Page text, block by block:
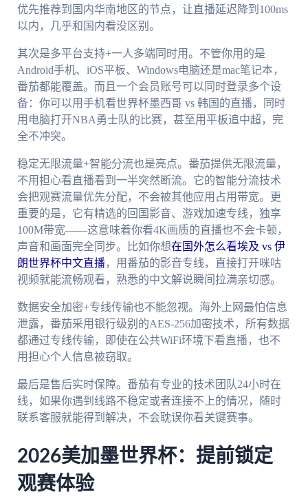
优先推荐到国内华南地区的节点，让直播延迟降到100ms
以内，几乎和国内看没区别。
其次是多平台支持+一人多端同时用。不管你用的是
Android手机、iOS平板、Windows电脑还是mac笔记本，
番茄都能覆盖。而且一个会员账号可以同时登录多个设
备：你可以用手机看世界杯墨西哥 vs 韩国的直播，同时
用电脑打开NBA勇士队的比赛，甚至用平板追中超，完
全不冲突。
稳定无限流量+智能分流也是亮点。番茄提供无限流量，
不用担心看直播看到一半突然断流。它的智能分流技术
会把观赛流量优先分配，不会被其他应用占用带宽。更
重要的是，它有精选的回国影音、游戏加速专线，独享
100M带宽——这意味着你看4K画质的直播也不会卡顿，
声音和画面完全同步。比如你想在国外怎么看埃及 vs 伊
朗世界杯中文直播，用番茄的影音专线，直接打开咪咕
视频就能流畅观看，熟悉的中文解说瞬间拉满亲切感。
数据安全加密+专线传输也不能忽视。海外上网最怕信息
泄露，番茄采用银行级别的AES-256加密技术，所有数据
都通过专线传输，即使在公共WiFi环境下看直播，也不
用担心个人信息被窃取。
最后是售后实时保障。番茄有专业的技术团队24小时在
线，如果你遇到线路不稳定或者连接不上的情况，随时
联系客服就能得到解决，不会耽误你看关键赛事。
2026美加墨世界杯：提前锁定
观赛体验